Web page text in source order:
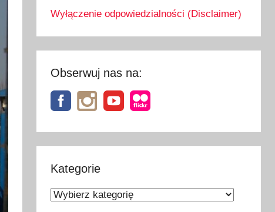
Wyłączenie odpowiedzialności (Disclaimer)
Obserwuj nas na:
Kategorie
Kategorie